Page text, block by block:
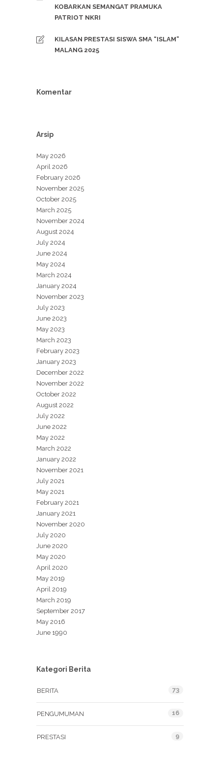
KOBARKAN SEMANGAT PRAMUKA
PATRIOT NKRI
KILASAN PRESTASI SISWA SMA “ISLAM”
MALANG 2025
Komentar
Arsip
May 2026
April 2026
February 2026
November 2025
October 2025
March 2025
November 2024
August 2024
July 2024
June 2024
May 2024
March 2024
January 2024
November 2023
July 2023
June 2023
May 2023
March 2023
February 2023
January 2023
December 2022
November 2022
October 2022
August 2022
July 2022
June 2022
May 2022
March 2022
January 2022
November 2021
July 2021
May 2021
February 2021
January 2021
November 2020
July 2020
June 2020
May 2020
April 2020
May 2019
April 2019
March 2019
September 2017
May 2016
June 1990
Kategori Berita
BERITA 73
PENGUMUMAN 16
PRESTASI 9